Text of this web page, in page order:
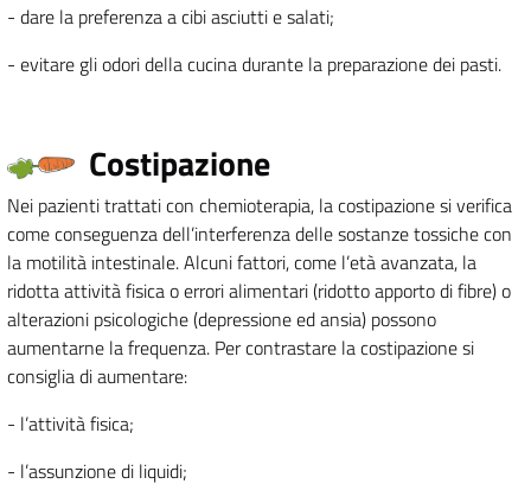
- dare la preferenza a cibi asciutti e salati;
- evitare gli odori della cucina durante la preparazione dei pasti.
Costipazione
Nei pazienti trattati con chemioterapia, la costipazione si verifica
come conseguenza dell’interferenza delle sostanze tossiche con
la motilità intestinale. Alcuni fattori, come l’età avanzata, la
ridotta attività fisica o errori alimentari (ridotto apporto di fibre) o
alterazioni psicologiche (depressione ed ansia) possono
aumentarne la frequenza. Per contrastare la costipazione si
consiglia di aumentare:
- l’attività fisica;
- l’assunzione di liquidi;